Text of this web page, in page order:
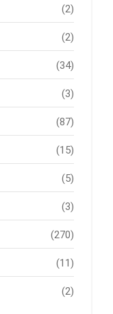
(2)
(2)
(34)
(3)
(87)
(15)
(5)
(3)
(270)
(11)
(2)